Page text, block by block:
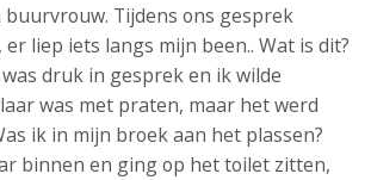
Tijdens ons gesprek
liep iets langs mijn been.. Wat is dit?
druk in gesprek en ik wilde
was met praten, maar het werd
ik in mijn broek aan het plassen?
binnen en ging op het toilet zitten,